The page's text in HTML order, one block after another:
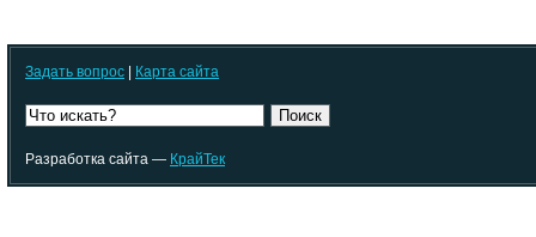
Задать вопрос Карта сайта
Поиск
Разработка сайта — КрайТек